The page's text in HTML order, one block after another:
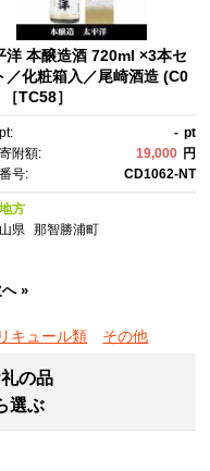
洋 本醸造酒 720ml ×3本セ
／化粧箱入／尾崎酒造 (C0
TC58］
- pt
附額:
19,000 円
号:
CD1062-NT
方
県 那智勝浦町
へ »
キュール類 その他
の品
選ぶ